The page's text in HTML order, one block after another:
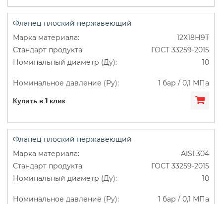
Фланец плоский нержавеющий
12Х18Н9Т
ГОСТ 33259-2015
10
1 бар / 0,1 МПа
Купить в 1 клик
Фланец плоский нержавеющий
AISI 304
ГОСТ 33259-2015
10
1 бар / 0,1 МПа